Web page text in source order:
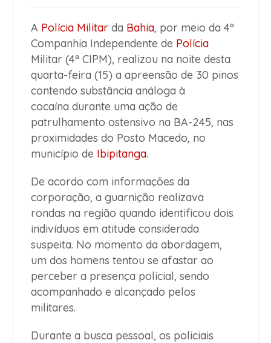
A Polícia Militar da Bahia, por meio da 4ª
Companhia Independente de Polícia
Militar (4ª CIPM), realizou na noite desta
quarta-feira (15) a apreensão de 30 pinos
contendo substância análoga à
cocaína durante uma ação de
patrulhamento ostensivo na BA-245, nas
proximidades do Posto Macedo, no
município de Ibipitanga.
De acordo com informações da
corporação, a guarnição realizava
rondas na região quando identificou dois
indivíduos em atitude considerada
suspeita. No momento da abordagem,
um dos homens tentou se afastar ao
perceber a presença policial, sendo
acompanhado e alcançado pelos
militares.
Durante a busca pessoal, os policiais